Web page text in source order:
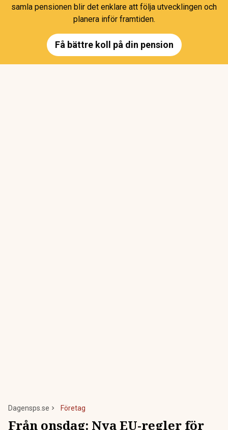
samla pensionen blir det enklare att följa utvecklingen och
planera inför framtiden.
Få bättre koll på din pension
Dagensps.se Företag
Från onsdag: Nya EU-regler för